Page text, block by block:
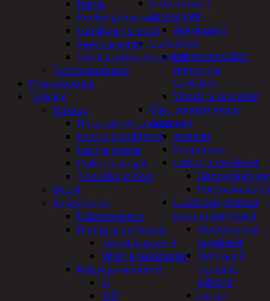
Irtomoottorit,
aggregaatit
Aggregaatit
Lisälaitteet
Polttoainesäiliöt,
pumput ja
tarvikkeet
Vinssit ja varusteet
Öljyt, suodattimet ja
nesteet
Avaimet
Imupumput
Letkut ja tarvikkeet
Polttoaineletkut
Liuottimet, massat,
ja muut kemikaalit
Alustamassat
ja pakkelit
Kemikaalit,
sprayt ja
silikonit
Lasi ja
Harjat
Kuokat ja haravat
Lumikolat ja lapiot
Saavit ja astiat
Sahat ja puutarhasakset
Tuholaistorjunta
Poistotuotteet
Työkalut
Hitsaus
Hitsauskolvit ja suuttimet
Kaasut ja polttimet
Lasit ja maskit
Puikot ja langat
Tinakolvit ja tinat
Imurit
Käsityökalut
Erikoistyökalut
Hionta ja puhdistus
Tyynyt ja paperit
Viilat ja teräsharjat
Hylsyt ja vääntimet
1"
1/2"